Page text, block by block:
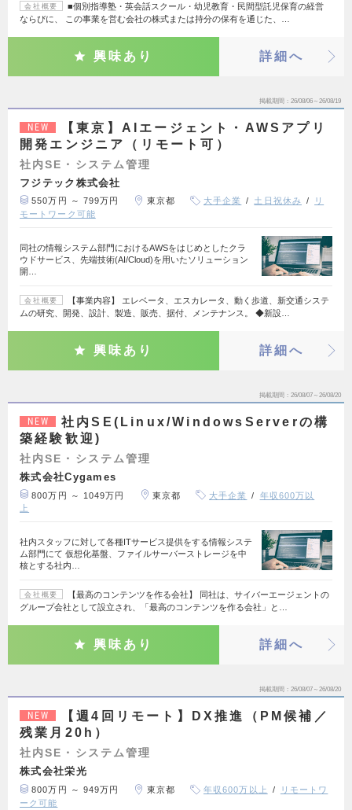
会社概要
■個別指導塾・英会話スクール・幼児教育・民間型託児保育の経営
ならびに、 この事業を営む会社の株式または持分の保有を通じた、…
興味あり 詳細へ
掲載期間 26/08/06～26/08/19
NEW
【東京】AIエージェント・AWSアプリ
開発エンジニア（リモート可）
社内SE・システム管理
フジテック株式会社
550万円 ～ 799万円 東京都 大手企業 土日祝休み
リ
モートワーク可能
同社の情報システム部門におけるAWSをはじめとしたクラ
ウドサービス、先端技術(AI/Cloud)を用いたソリューション
開…
会社概要
【事業内容】 エレベータ、エスカレータ、動く歩道、新交通システ
ムの研究、開発、設計、製造、販売、据付、メンテナンス。 ◆新設…
興味あり 詳細へ
掲載期間 26/08/07～26/08/20
NEW
社内SE(Linux/WindowsServerの構
築経験歓迎)
社内SE・システム管理
株式会社Cygames
800万円 ～ 1049万円 東京都 大手企業
年収600万以
上
社内スタッフに対して各種ITサービス提供をする情報システ
ム部門にて 仮想化基盤、ファイルサーバーストレージを中
核とする社内…
会社概要
【最高のコンテンツを作る会社】 同社は、サイバーエージェントの
グループ会社として設立され、「最高のコンテンツを作る会社」と…
興味あり 詳細へ
掲載期間 26/08/07～26/08/20
NEW
【週4回リモート】DX推進（PM候補／
残業月20h）
社内SE・システム管理
株式会社栄光
800万円 ～ 949万円 東京都 年収600万以上
リモートワ
ーク可能